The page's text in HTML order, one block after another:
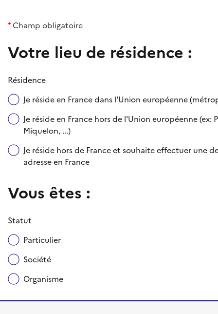
*Champ obligatoire
Votre lieu de résidence :
Résidence
Je réside en France dans l'Union européenne
Je réside en France hors de l'Union européenne
Miquelon, ...)
Je réside hors de France et souhaite effectuer une
adresse en France
Vous êtes :
Statut
Particulier
Société
Organisme